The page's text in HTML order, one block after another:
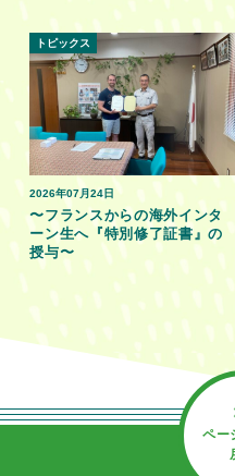
2026年07月24日
トピックス
〜フランスからの海外インタ
ーン生へ『特別修了証書』の
授与〜
ペー